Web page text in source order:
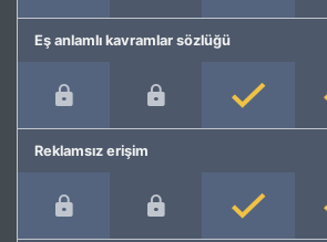
Eş anlamlı kavramlar sözlüğü
Reklamsız erişim